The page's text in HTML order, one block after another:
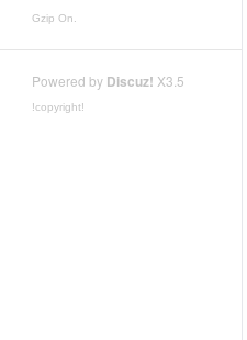
Gzip On.
Powered by Discuz! X3.5
!copyright!